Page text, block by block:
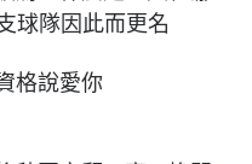
球隊因此而更名
格說愛你